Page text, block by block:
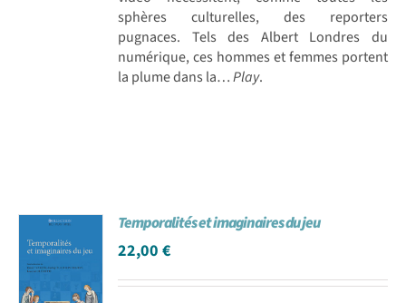
sphères culturelles, des reporters
pugnaces. Tels des Albert Londres du
numérique, ces hommes et femmes portent
la plume dans la…Play.
Temporalités et imaginaires du jeu
22,00€